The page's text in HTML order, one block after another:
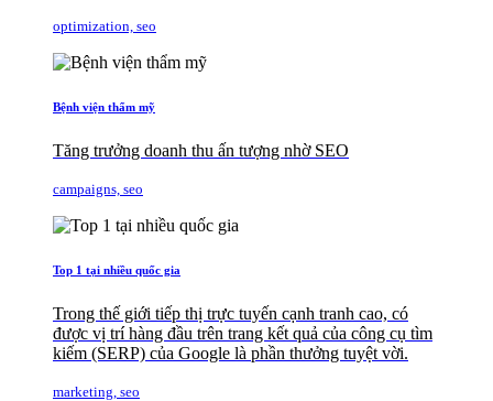
optimization, seo
Bệnh viện thẩm mỹ
Tăng trưởng doanh thu ấn tượng nhờ SEO
campaigns, seo
Top 1 tại nhiều quốc gia
Trong thế giới tiếp thị trực tuyến cạnh tranh cao, có
được vị trí hàng đầu trên trang kết quả của công cụ tìm
kiếm (SERP) của Google là phần thưởng tuyệt vời.
marketing, seo